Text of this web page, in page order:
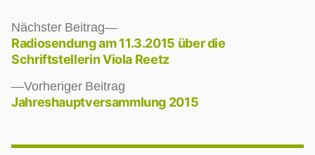
Beitragsnavigation
Vorheriger Beitrag
Beitrag:
Jahreshauptversammlung 2015
Nächster Beitrag
Nächster
Beitrag:
Radiosendung am 11.3.2015 über die
Schriftstellerin Viola Reetz